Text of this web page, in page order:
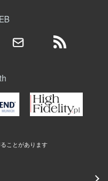
ことがあります